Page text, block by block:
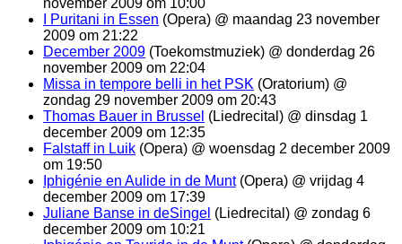
november 2009 om 10:00
I Puritani in Essen (Opera) @ maandag 23 november
2009 om 21:22
December 2009 (Toekomstmuziek) @ donderdag 26
november 2009 om 22:04
Missa in tempore belli in het PSK (Oratorium) @
zondag 29 november 2009 om 20:43
Thomas Bauer in Brussel (Liedrecital) @ dinsdag 1
december 2009 om 12:35
Falstaff in Luik (Opera) @ woensdag 2 december 2009
om 19:50
Iphigénie en Aulide in de Munt(Opera) @ vrijdag 4
december 2009 om 17:39
Juliane Banse in deSingel (Liedrecital) @ zondag 6
december 2009 om 10:21